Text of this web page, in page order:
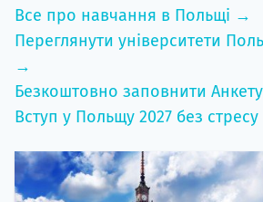
Все про навчання в Польщі →
Переглянути університети
→
Безкоштовно заповнити
Вступ у Польщу 2027 без